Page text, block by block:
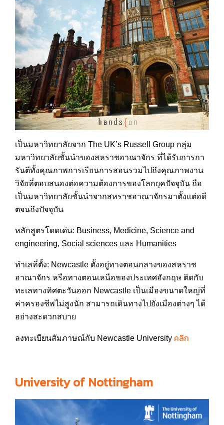
เป็นมหาวิทยาลัยจาก The UK’s Russell Group กลุ่ม
มหาวิทยาลัยชั้นนำของสหราชอาณาจักร ที่ได้รับการกา
รันตีทั้งคุณภาพการเรียนการสอนรวมไปถึงคุณภาพงาน
วิจัยที่ตอบสนองต่อความต้องการของโลกยุคปัจจุบัน ถือ
เป็นมหาวิทยาลัยชั้นนำจากสหราชอาณาจักรมาตั้งแต่อดี
ตจนถึงปัจจุบัน
หลักสูตรโดดเด่น: Business, Medicine, Science and
engineering, Social sciences และ Humanities
ทำเลที่ตั้ง: Newcastle ตั้งอยู่ทางตอนกลางของสหราช
อาณาจักร หรือทางตอนเหนือของประเทศอังกฤษ ติดกับ
ทะเลทางทิศตะวันออก Newcastle เป็นเมืองขนาดใหญ่ที่
ค่าครองชีพไม่สูงนัก สามารถเดินทางไปยังเมืองต่างๆ ได้
อย่างสะดวกสบาย
ลงทะเบียนสัมภาษณ์กับ Newcastle University คลิก
University of Nottingham